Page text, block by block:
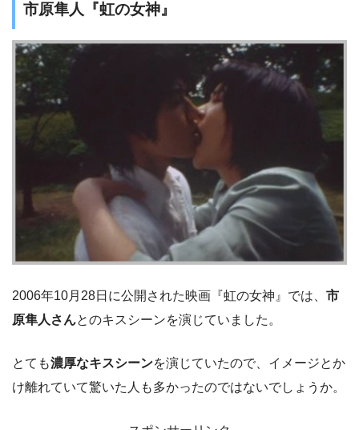
市原隼人『虹の女神』
2006年10月28日に公開された映画『虹の女神』では、 市
原隼人さんとのキスシーンを演じていました。
とても濃厚なキスシーンを演じていたので、イメージとか
け離れていて驚いた人も多かったのではないでしょうか。